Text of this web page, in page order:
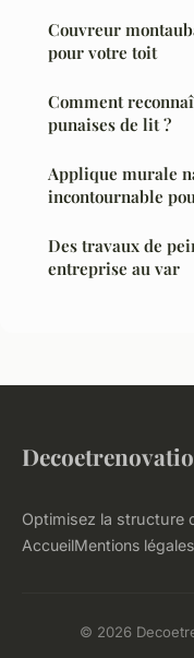
Couvreur
pour votre toit
Comment
punaises de lit ?
Applique murale
incontournable
Des travaux de
entreprise au var
Optimisez la structure
AccueilMentions légales
© 2026